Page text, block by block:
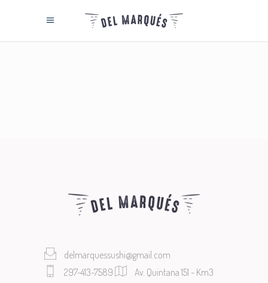
delmarquessushi@gmail.com
297-413-7589
Av. Quintana 151 - Km3